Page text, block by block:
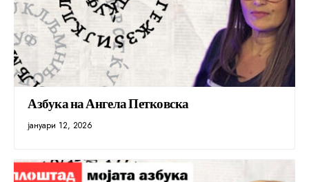
Азбука на Ангела Петковска
јануари 12, 2026